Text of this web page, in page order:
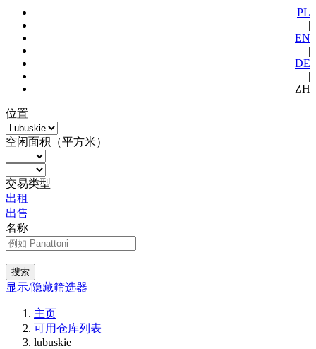
PL
|
EN
|
DE
|
ZH
位置
空闲面积（平方米）
交易类型
出租
出售
名称
搜索
显示/隐藏筛选器
主页
可用仓库列表
lubuskie